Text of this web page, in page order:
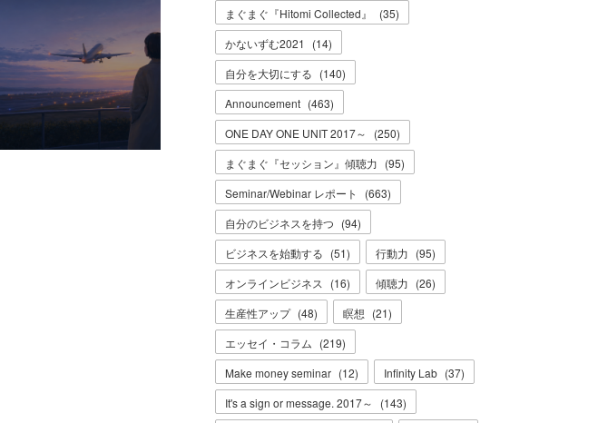
まぐまぐ『Hitomi Collected』
(35)
かないずむ2021
(14)
自分を大切にする (140)
Announcement (463)
ONE DAY ONE UNIT 2017～
(250)
まぐまぐ『セッション』傾聴力 (95)
Seminar/Webinar レポート
(663)
自分のビジネスを持つ (94)
ビジネスを始動する (51) 行動力 (95)
オンラインビジネス
(16) 傾聴力 (26)
生産性アップ (48) 瞑想 (21)
エッセイ・コラム (219)
Make money seminar (12) Infinity Lab (37)
It's a sign or message. 2017～
(143)